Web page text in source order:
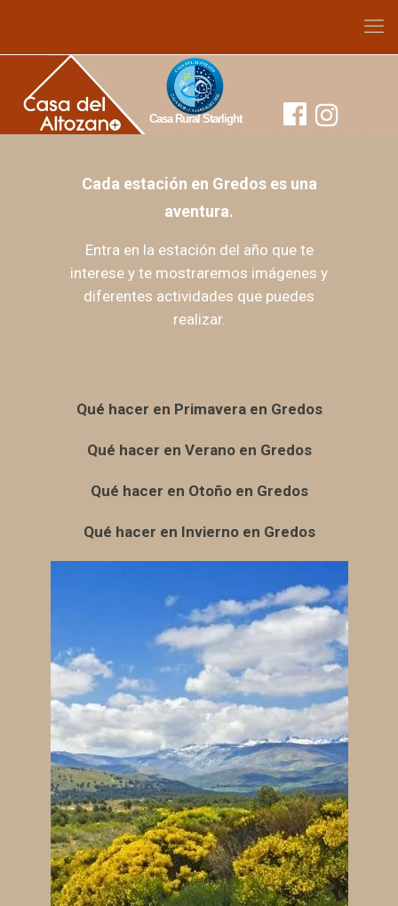
Casa Rural Starlight
Cada estación en Gredos es una
aventura.
Entra en la estación del año que te
interese y te mostraremos imágenes y
diferentes actividades que puedes
realizar.
Qué hacer en Primavera en Gredos
Qué hacer en Verano en Gredos
Qué hacer en Otoño en Gredos
Qué hacer en Invierno en Gredos